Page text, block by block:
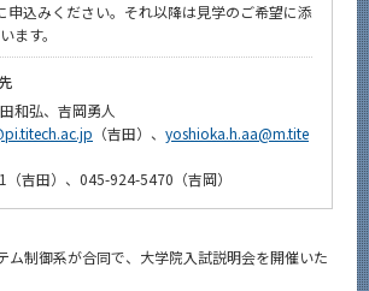
込みください。それ以降は見学のご希望に添
ます。
和弘、吉岡勇人
（吉田）、 yoshioka.h.aa@m.tite
吉田）、045-924-5470（吉岡）
ム制御系が合同で、大学院入試説明会を開催いた
系詳細情報